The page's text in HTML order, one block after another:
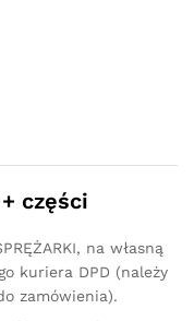
części
na własną
kuriera DPD (należy
zamówienia).